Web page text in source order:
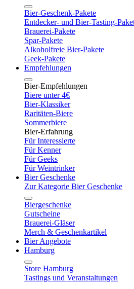
Bier-Geschenk-Pakete
Entdecker- und Bier-Tasting-
Brauerei-Pakete
Spar-Pakete
Alkoholfreie Bier-Pakete
Geek-Pakete
Empfehlungen
Bier-Empfehlungen
Biere unter 4€
Bier-Klassiker
Raritäten-Biere
Sommerbiere
Bier-Erfahrung
Für Interessierte
Für Kenner
Für Geeks
Für Weintrinker
Bier Geschenke
Zur Kategorie Bier Geschenke
Biergeschenke
Gutscheine
Brauerei-Gläser
Merch & Geschenkartikel
Bier Angebote
Hamburg
Store Hamburg
Tastings und Veranstaltungen